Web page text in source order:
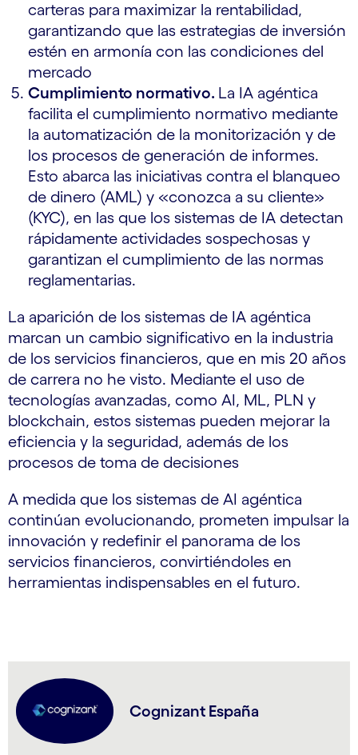
carteras para maximizar la rentabilidad,
garantizando que las estrategias de inversión
estén en armonía con las condiciones del
mercado
Cumplimiento normativo. La IA agéntica
facilita el cumplimiento normativo mediante
la automatización de la monitorización y de
los procesos de generación de informes.
Esto abarca las iniciativas contra el blanqueo
de dinero (AML) y «conozca a su cliente»
(KYC), en las que los sistemas de IA detectan
rápidamente actividades sospechosas y
garantizan el cumplimiento de las normas
reglamentarias.
La aparición de los sistemas de IA agéntica
marcan un cambio significativo en la industria
de los servicios financieros, que en mis 20 años
de carrera no he visto. Mediante el uso de
tecnologías avanzadas, como AI, ML, PLN y
blockchain, estos sistemas pueden mejorar la
eficiencia y la seguridad, además de los
procesos de toma de decisiones
A medida que los sistemas de AI agéntica
continúan evolucionando, prometen impulsar la
innovación y redefinir el panorama de los
servicios financieros, convirtiéndoles en
herramientas indispensables en el futuro.
Cognizant España